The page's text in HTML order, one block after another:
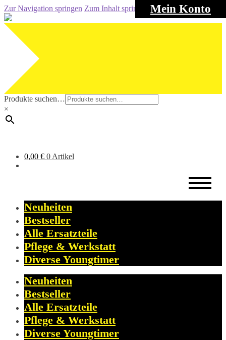
Mein Konto
Zur Navigation springen Zum Inhalt springen
Produkte suchen…
×
0,00 € 0 Artikel
Neuheiten
Bestseller
Alle Ersatzteile
Pflege & Werkstatt
Diverse Youngtimer
Neuheiten
Bestseller
Alle Ersatzteile
Pflege & Werkstatt
Diverse Youngtimer